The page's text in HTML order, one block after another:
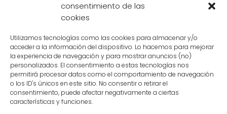
consentimiento de las
cookies
Utilizamos tecnologías como las cookies para almacenar y/o
acceder a la información del dispositivo. Lo hacemos para mejorar
la experiencia de navegación y para mostrar anuncios (no)
personalizados. El consentimiento a estas tecnologías nos
permitirá procesar datos como el comportamiento de navegación
o los ID's únicos en este sitio. No consentir o retirar el
consentimiento, puede afectar negativamente a ciertas
características y funciones.
interesante en la trama de Dragon Ball.
Aunque su estatura es pequeña en
comparación con otros personajes, Krilin
demuestra queel valor y la determinación
son mucho más importantes que la altura
Su ejemplo inspira a los fanáticos de la serie a
no dejarse limitar por su apariencia física y a
luchar por sus sueños sin importar las